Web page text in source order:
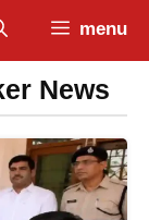
menu
News